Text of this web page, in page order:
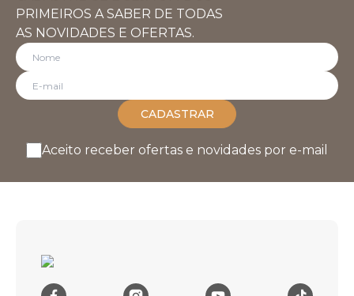
PRIMEIROS A SABER DE TODAS
AS NOVIDADES E OFERTAS.
CADASTRAR
Aceito receber ofertas e novidades por e-mail